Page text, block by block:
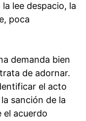
lee despacio, la
poca
demanda bien
de adornar.
el acto
sanción de la
el acuerdo